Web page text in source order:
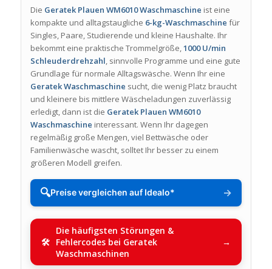
Die Geratek Plauen WM6010 Waschmaschine ist eine
kompakte und alltagstaugliche 6-kg-Waschmaschine für
Singles, Paare, Studierende und kleine Haushalte. Ihr
bekommt eine praktische Trommelgröße,1000 U/min
Schleuderdrehzahl, sinnvolle Programme und eine gute
Grundlage für normale Alltagswäsche. Wenn Ihr eine
Geratek Waschmaschine sucht, die wenig Platz braucht
und kleinere bis mittlere Wäscheladungen zuverlässig
erledigt, dann ist die Geratek Plauen WM6010
Waschmaschine interessant. Wenn Ihr dagegen
regelmäßig große Mengen, viel Bettwäsche oder
Familienwäsche wascht, solltet Ihr besser zu einem
größeren Modell greifen.
🔍Preise vergleichen auf Idealo* →
Die häufigsten Störungen &
Fehlercodes bei Geratek
Waschmaschinen